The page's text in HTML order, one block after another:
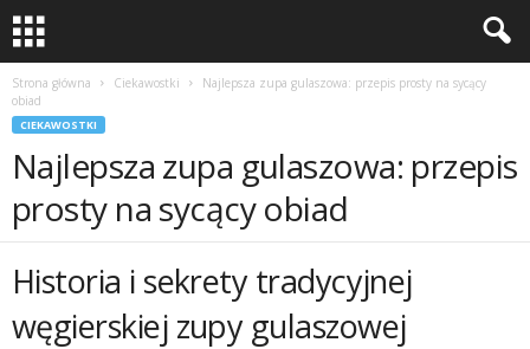
Strona główna Ciekawostki
Najlepsza zupa gulaszowa: przepis prosty na sycący
obiad
CIEKAWOSTKI
Najlepsza zupa gulaszowa: przepis
prosty na sycący obiad
Historia i sekrety tradycyjnej
węgierskiej zupy gulaszowej